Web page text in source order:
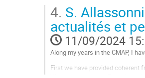
In this talk I will present some
Aller
à
la
page
la
4. S.
actualités et
11/09/2024
Along my years in the CMAP, I
First we have provided coherent